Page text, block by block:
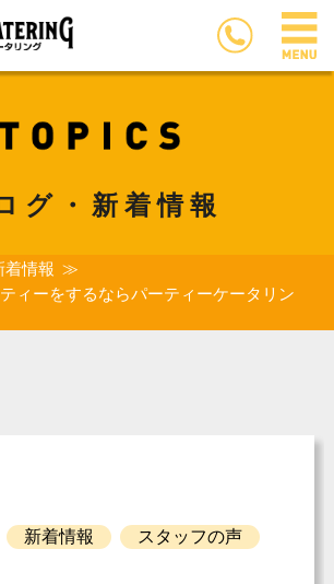
グ・新着情報
着情報
ィーをするならパーティーケータリン
新着情報 スタッフの声